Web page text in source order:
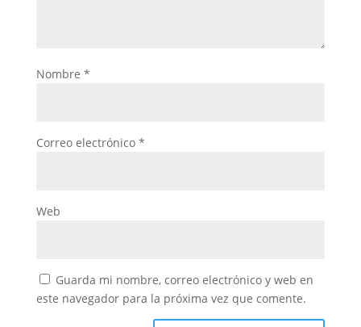
Nombre *
Correo electrónico *
Web
Guarda mi nombre, correo electrónico y web en
este navegador para la próxima vez que comente.